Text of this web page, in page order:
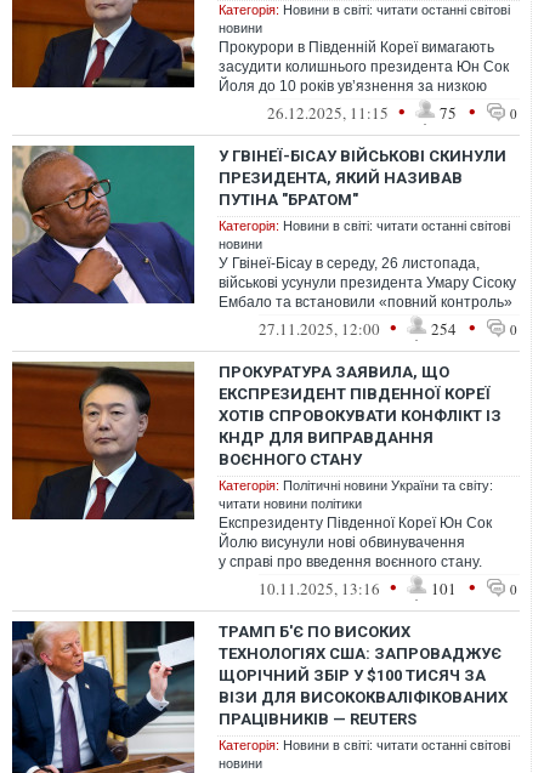
Категорія: Новини в світі: читати останні світові
новини
Прокурори в Південній Кореї вимагають
засудити колишнього президента Юн Сок
Йоля до 10 років ув’язнення за низкою
звинувачень, зокрема за перешкоджанн...
26.12.2025, 11:15 • 75 • 0
У ГВІНЕЇ-БІСАУ ВІЙСЬКОВІ СКИНУЛИ
ПРЕЗИДЕНТА, ЯКИЙ НАЗИВАВ
ПУТІНА "БРАТОМ"
Категорія: Новини в світі: читати останні світові
новини
У Гвінеї-Бісау в середу, 26 листопада,
військові усунули президента Умару Сісоку
Ембало та встановили «повний контроль»
над країною
27.11.2025, 12:00 • 254 • 0
ПРОКУРАТУРА ЗАЯВИЛА, ЩО
ЕКСПРЕЗИДЕНТ ПІВДЕННОЇ КОРЕЇ
ХОТІВ СПРОВОКУВАТИ КОНФЛІКТ ІЗ
КНДР ДЛЯ ВИПРАВДАННЯ
ВОЄННОГО СТАНУ
Категорія: Політичні новини України та світу:
читати новини політики
Експрезиденту Південної Кореї Юн Сок
Йолю висунули нові обвинувачення
у справі про введення воєнного стану.
Прокурори вважають, що він навмисно
10.11.2025, 13:16 • 101 • 0
ТРАМП Б'Є ПО ВИСОКИХ
ТЕХНОЛОГІЯХ США: ЗАПРОВАДЖУЄ
ЩОРІЧНИЙ ЗБІР У $100 ТИСЯЧ ЗА
ВІЗИ ДЛЯ ВИСОКОКВАЛІФІКОВАНИХ
ПРАЦІВНИКІВ — REUTERS
Категорія: Новини в світі: читати останні світові
новини